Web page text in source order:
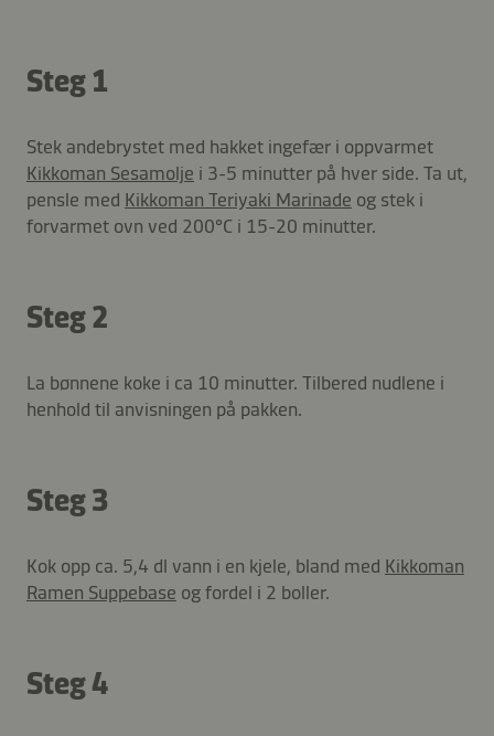
Steg 1
Stek andebrystet med hakket ingefær i oppvarmet
Kikkoman Sesamolje i 3-5 minutter på hver side. Ta ut,
pensle med Kikkoman Teriyaki Marinade og stek i
forvarmet ovn ved 200°C i 15-20 minutter.
Steg 2
La bønnene koke i ca 10 minutter. Tilbered nudlene i
henhold til anvisningen på pakken.
Steg 3
Kok opp ca. 5,4 dl vann i en kjele, bland med Kikkoman
Ramen Suppebase og fordel i 2 boller.
Steg 4